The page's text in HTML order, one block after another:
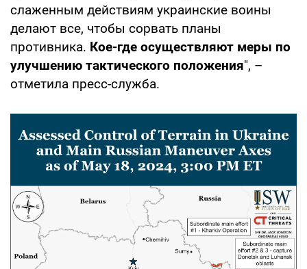
слаженным действиям украинские воины
делают все, чтобы сорвать планы
противника. Кое-где осуществляют меры по
улучшению тактического положения", –
отметила пресс-служба.